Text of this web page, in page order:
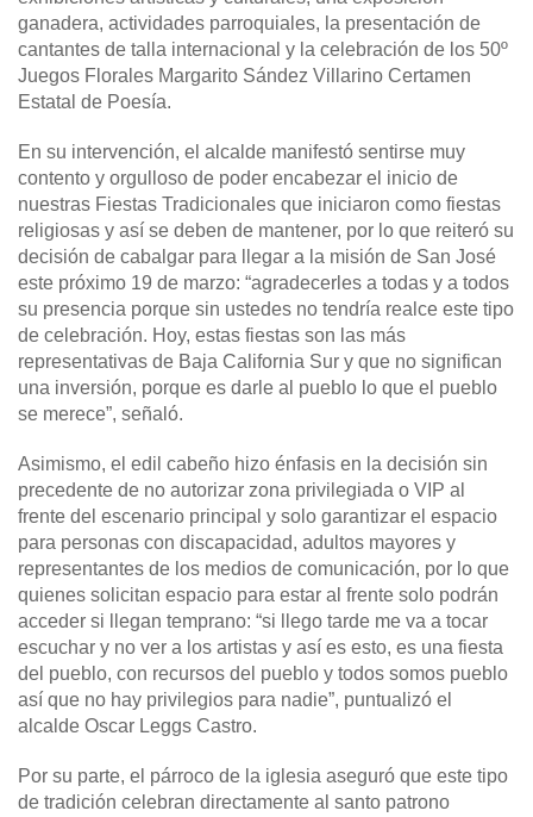
ganadera, actividades parroquiales, la presentación de
cantantes de talla internacional y la celebración de los 50º
Juegos Florales Margarito Sández Villarino Certamen
Estatal de Poesía.
En su intervención, el alcalde manifestó sentirse muy
contento y orgulloso de poder encabezar el inicio de
nuestras Fiestas Tradicionales que iniciaron como fiestas
religiosas y así se deben de mantener, por lo que reiteró su
decisión de cabalgar para llegar a la misión de San José
este próximo 19 de marzo: “agradecerles a todas y a todos
su presencia porque sin ustedes no tendría realce este tipo
de celebración. Hoy, estas fiestas son las más
representativas de Baja California Sur y que no significan
una inversión, porque es darle al pueblo lo que el pueblo
se merece”, señaló.
Asimismo, el edil cabeño hizo énfasis en la decisión sin
precedente de no autorizar zona privilegiada o VIP al
frente del escenario principal y solo garantizar el espacio
para personas con discapacidad, adultos mayores y
representantes de los medios de comunicación, por lo que
quienes solicitan espacio para estar al frente solo podrán
acceder si llegan temprano: “si llego tarde me va a tocar
escuchar y no ver a los artistas y así es esto, es una fiesta
del pueblo, con recursos del pueblo y todos somos pueblo
así que no hay privilegios para nadie”, puntualizó el
alcalde Oscar Leggs Castro.
Por su parte, el párroco de la iglesia aseguró que este tipo
de tradición celebran directamente al santo patrono